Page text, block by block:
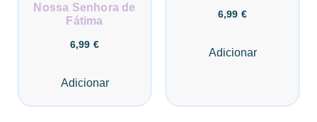
Nossa Senhora de
Fátima
6,99 €
Adicionar
6,99 €
Adicionar